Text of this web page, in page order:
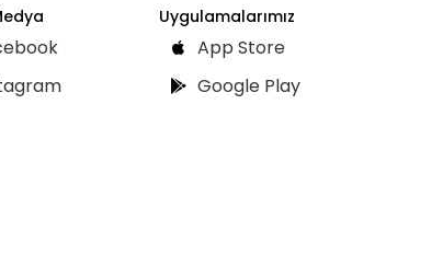
Uygulamalarımız
App Store
Google Play